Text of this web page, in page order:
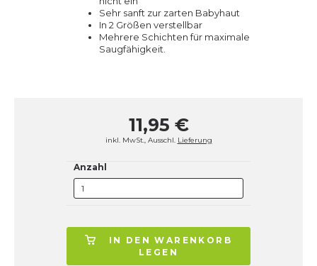
Sehr sanft zur zarten Babyhaut
In 2 Größen verstellbar
Mehrere Schichten für maximale
Saugfähigkeit.
11,95 €
inkl. MwSt., Ausschl. Lieferung
Anzahl
IN DEN WARENKORB
LEGEN